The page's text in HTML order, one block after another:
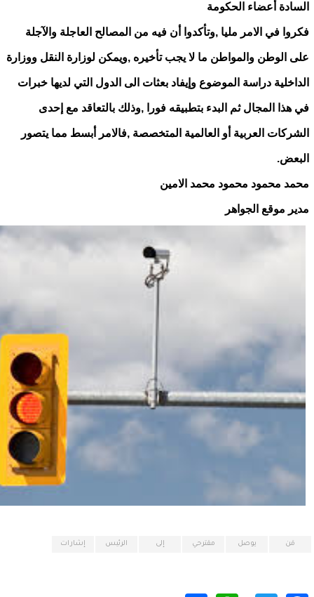
السادة أعضاء الحكومة
فكروا في الامر مليا ,وتأكدوا أن فيه من المصالح العاجلة والآجلة
على الوطن والمواطن ما لا يجب تأخيره ,ويمكن لوزارة النقل ووزارة
الداخلية دراسة الموضوع وإيفاد بعثات الى الدول التي لديها خبرات
في هذا المجال ثم البدء بتطبيقه فورا ,وذلك بالتعاقد مع إحدى
الشركات العربية أو العالمية المتخصصة ,فالامر أبسط مما يتصور
البعض.
محمد محمود محمود محمد الامين
مدير موقع الجواهر
مَن يوصل مقترحي إلى الرئيس إشارات